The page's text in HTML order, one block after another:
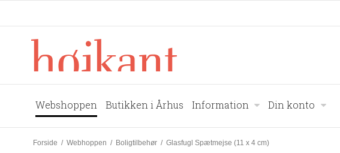
Webshoppen Butikken i Århus Information Din konto
Forside / Webhoppen / Boligtilbehør / Glasfugl Spætmejse (11 x 4 cm)